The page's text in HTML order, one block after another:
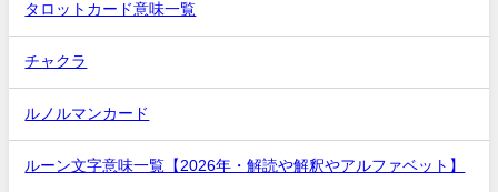
タロットカード意味一覧
チャクラ
ルノルマンカード
ルーン文字意味一覧【2026年・解読や解釈やアルファベット】